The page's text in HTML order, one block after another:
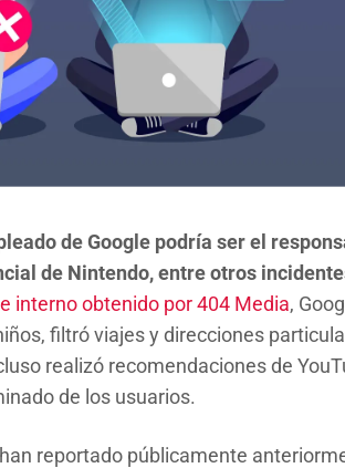
de Google podría ser el
de Nintendo, entre otros
interno obtenido por 404 Media,
filtró viajes y direcciones
realizó recomendaciones de
de los usuarios.
reportado públicamente